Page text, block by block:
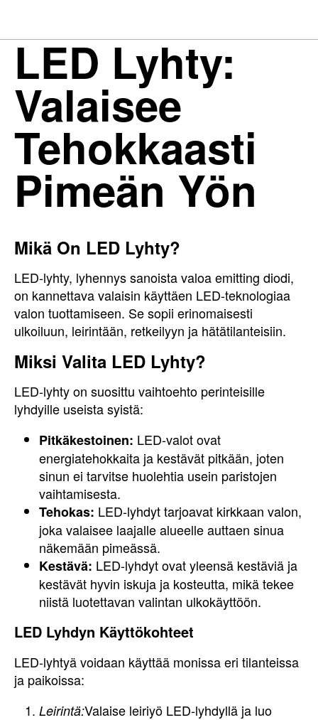
LED Lyhty:
Valaisee
Tehokkaasti
Pimeän Yön
Mikä On LED Lyhty?
LED-lyhty, lyhennys sanoista valoa emitting diodi,
on kannettava valaisin käyttäen LED-teknologiaa
valon tuottamiseen. Se sopii erinomaisesti
ulkoiluun, leirintään, retkeilyyn ja hätätilanteisiin.
Miksi Valita LED Lyhty?
LED-lyhty on suosittu vaihtoehto perinteisille
lyhdyille useista syistä:
Pitkäkestoinen: LED-valot ovat
energiatehokkaita ja kestävät pitkään, joten
sinun ei tarvitse huolehtia usein paristojen
vaihtamisesta.
Tehokas: LED-lyhdyt tarjoavat kirkkaan valon,
joka valaisee laajalle alueelle auttaen sinua
näkemään pimeässä.
Kestävä: LED-lyhdyt ovat yleensä kestäviä ja
kestävät hyvin iskuja ja kosteutta, mikä tekee
niistä luotettavan valintan ulkokäyttöön.
LED Lyhdyn Käyttökohteet
LED-lyhtyä voidaan käyttää monissa eri tilanteissa
ja paikoissa:
Leirintä:Valaise leiriyö LED-lyhdyllä ja luo